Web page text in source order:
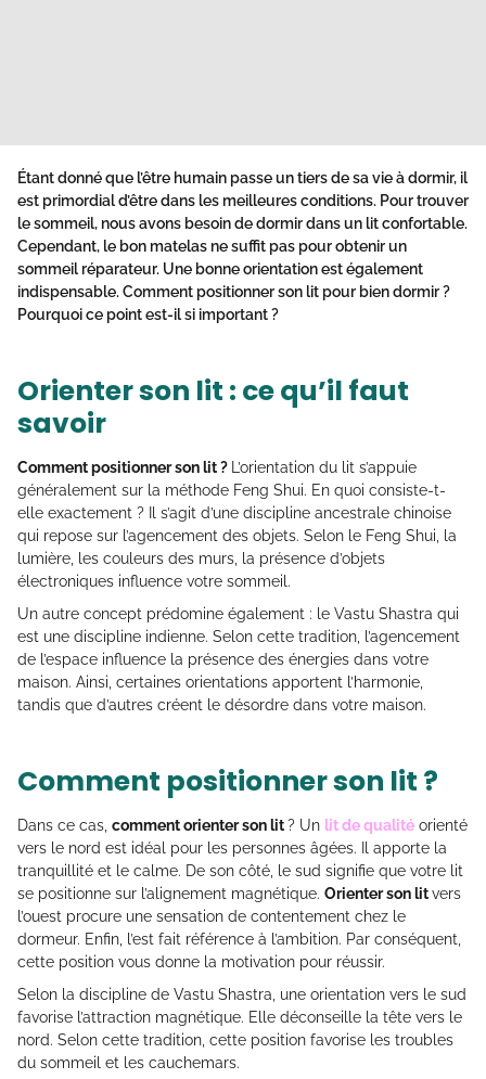
Étant donné que l’être humain passe un tiers de sa vie à dormir, il
est primordial d’être dans les meilleures conditions. Pour trouver
le sommeil, nous avons besoin de dormir dans un lit confortable.
Cependant, le bon matelas ne suffit pas pour obtenir un
sommeil réparateur. Une bonne orientation est également
indispensable.Comment positionner son lit pour bien dormir?
Pourquoi ce point est-il si important ?
Orienter son lit : ce qu’il faut
savoir
Comment positionner son lit ? L’orientation du lit s’appuie
généralement sur la méthode Feng Shui. En quoi consiste-t-
elle exactement ? Il s’agit d’une discipline ancestrale chinoise
qui repose sur l’agencement des objets. Selon le Feng Shui, la
lumière, les couleurs des murs, la présence d’objets
électroniques influence votre sommeil.
Un autre concept prédomine également : le Vastu Shastra qui
est une discipline indienne. Selon cette tradition, l’agencement
de l’espace influence la présence des énergies dans votre
maison. Ainsi, certaines orientations apportent l’harmonie,
tandis que d’autres créent le désordre dans votre maison.
Comment positionner son lit ?
Dans ce cas, comment orienter son lit? Un lit de qualité orienté
vers le nord est idéal pour les personnes âgées. Il apporte la
tranquillité et le calme. De son côté, le sud signifie que votre lit
se positionne sur l’alignement magnétique. Orienter son litvers
l’ouest procure une sensation de contentement chez le
dormeur. Enfin, l’est fait référence à l’ambition. Par conséquent,
cette position vous donne la motivation pour réussir.
Selon la discipline de Vastu Shastra, une orientation vers le sud
favorise l’attraction magnétique. Elle déconseille la tête vers le
nord. Selon cette tradition, cette position favorise les troubles
du sommeil et les cauchemars.